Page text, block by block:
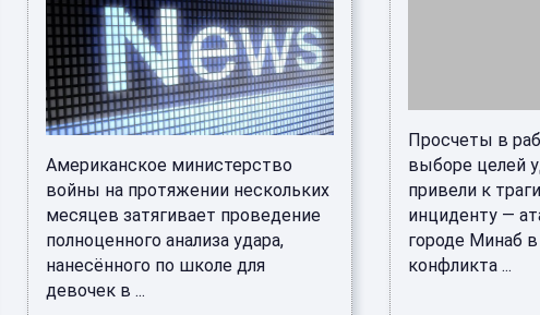
Американское министерство
войны на протяжении нескольких
месяцев затягивает проведение
полноценного анализа удара,
нанесённого по школе для
девочек в ...
Просчеты в
выборе целей
привели к
инциденту —
городе Минаб
конфликта ...